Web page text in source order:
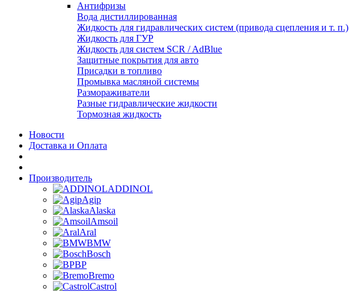
Антифризы
Вода дистиллированная
Жидкость для гидравлических систем (привода сцепления и т. п.)
Жидкость для ГУР
Жидкость для систем SCR / AdBlue
Защитные покрытия для авто
Присадки в топливо
Промывка масляной системы
Размораживатели
Разные гидравлические жидкости
Тормозная жидкость
Новости
Доставка и Оплата
Производитель
ADDINOL
Agip
Alaska
Amsoil
Aral
BMW
Bosch
BP
Bremo
Castrol